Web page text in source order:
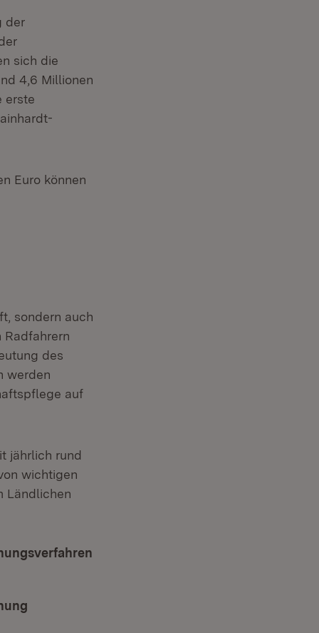
der
sich die
4,6 Millionen
erste
Euro können
sondern auch
Radfahrern
des
werden
auf
jährlich rund
wichtigen
Ländlichen